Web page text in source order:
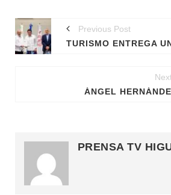
Previous Post
PRENSA TV